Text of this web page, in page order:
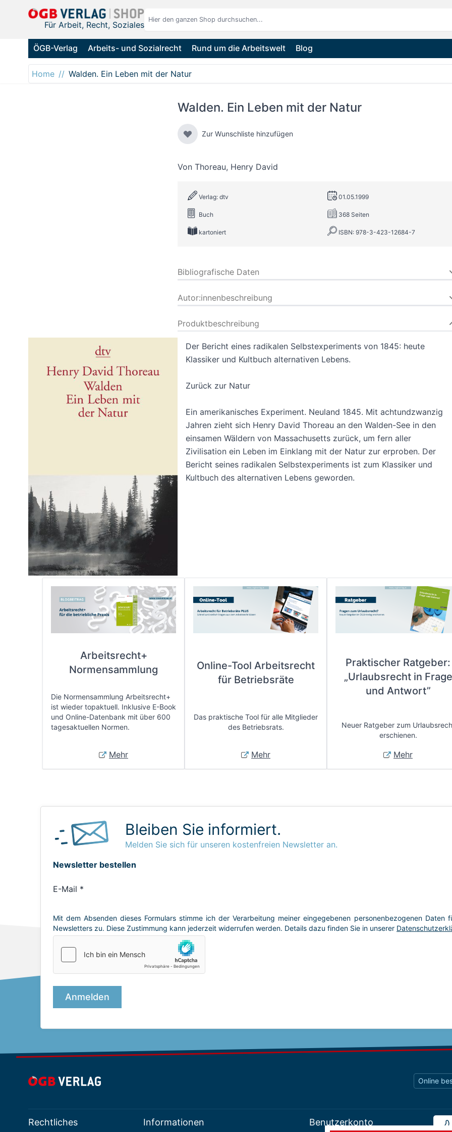
Direkt zum Inhalt
Für Arbeit, Recht, Soziales
ÖGB-Verlag Arbeits- und Sozialrecht Rund um die Arbeitswelt Blog
Home Walden. Ein Leben mit der Natur
Walden. Ein Leben mit der Natur
Zur Wunschliste hinzufügen
Von Thoreau, Henry David
Verlag: dtv 01.05.1999
Buch 368 Seiten
kartoniert ISBN: 978-3-423-12684-7
Bibliografische Daten
Autor:innenbeschreibung
Produktbeschreibung
Der Bericht eines radikalen Selbstexperiments von 1845: heute
Klassiker und Kultbuch alternativen Lebens.
Zurück zur Natur
Ein amerikanisches Experiment. Neuland 1845. Mit achtundzwanzig
Jahren zieht sich Henry David Thoreau an den Walden-See in den
einsamen Wäldern von Massachusetts zurück, um fern aller
Zivilisation ein Leben im Einklang mit der Natur zur erproben. Der
Bericht seines radikalen Selbstexperiments ist zum Klassiker und
Kultbuch des alternativen Lebens geworden.
Arbeitsrecht+
Normensammlung
Die Normensammlung Arbeitsrecht+
ist wieder topaktuell. Inklusive E-Book
und Online-Datenbank mit über 600
tagesaktuellen Normen.
Mehr
Online-Tool Arbeitsrecht
für Betriebsräte
Das praktische Tool für alle Mitglieder
des Betriebsrats.
Mehr
Praktischer Ratgeber:
„Urlaubsrecht in Frage
und Antwort”
Neuer Ratgeber zum
erschienen.
Mehr
Bleiben Sie informiert.
Melden Sie sich für unseren kostenfreien Newsletter an.
Online
Rechtliches Informationen Benutzerkonto